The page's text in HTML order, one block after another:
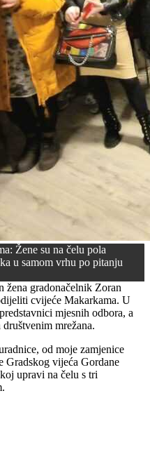
Žene su na čelu pola
u samom vrhu po pitanju
žena gradonačelnik Zoran
cvijeće Makarkama. U
mjesnih odbora, a
mrežana.
od moje zamjenice
Gradskog vijeća Gordane
upravi na čelu s tri